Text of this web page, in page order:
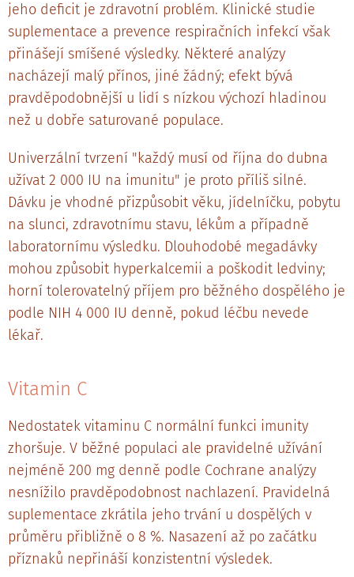
jeho deficit je zdravotní problém. Klinické studie
suplementace a prevence respiračních infekcí však
přinášejí smíšené výsledky. Některé analýzy
nacházejí malý přínos, jiné žádný; efekt bývá
pravděpodobnější u lidí s nízkou výchozí hladinou
než u dobře saturované populace.
Univerzální tvrzení "každý musí od října do dubna
užívat 2 000 IU na imunitu" je proto příliš silné.
Dávku je vhodné přizpůsobit věku, jídelníčku, pobytu
na slunci, zdravotnímu stavu, lékům a případně
laboratornímu výsledku. Dlouhodobé megadávky
mohou způsobit hyperkalcemii a poškodit ledviny;
horní tolerovatelný příjem pro běžného dospělého je
podle NIH 4 000 IU denně, pokud léčbu nevede
lékař.
Vitamin C
Nedostatek vitaminu C normální funkci imunity
zhoršuje. V běžné populaci ale pravidelné užívání
nejméně 200 mg denně podle Cochrane analýzy
nesnížilo pravděpodobnost nachlazení. Pravidelná
suplementace zkrátila jeho trvání u dospělých v
průměru přibližně o 8 %. Nasazení až po začátku
příznaků nepřináší konzistentní výsledek.